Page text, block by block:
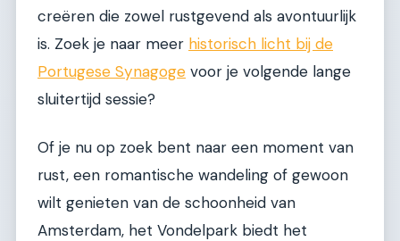
creëren die zowel rustgevend als avontuurlijk
is. Zoek je naar meer historisch licht bij de
Portugese Synagoge voor je volgende lange
sluitertijd sessie?
Of je nu op zoek bent naar een moment van
rust, een romantische wandeling of gewoon
wilt genieten van de schoonheid van
Amsterdam, het Vondelpark biedt het